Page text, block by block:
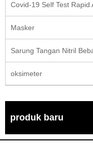
Covid-19 Self Test Rapid
Masker
Sarung Tangan Nitril
oksimeter
produk baru